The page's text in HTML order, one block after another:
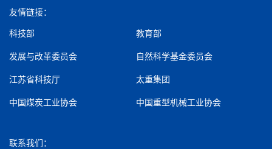
友情链接：
科技部 教育部
发展与改革委员会 自然科学基金委员会
江苏省科技厅 太重集团
中国煤炭工业协会 中国重型机械工业协会
联系我们：